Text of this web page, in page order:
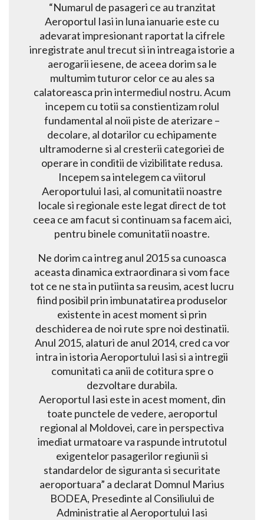
“Numarul de pasageri ce au tranzitat
Aeroportul Iasi in luna ianuarie este cu
adevarat impresionant raportat la cifrele
inregistrate anul trecut si in intreaga istorie a
aerogarii iesene, de aceea dorim sa le
multumim tuturor celor ce au ales sa
calatoreasca prin intermediul nostru. Acum
incepem cu totii sa constientizam rolul
fundamental al noii piste de aterizare –
decolare, al dotarilor cu echipamente
ultramoderne si al cresterii categoriei de
operare in conditii de vizibilitate redusa.
Incepem sa intelegem ca viitorul
Aeroportului Iasi, al comunitatii noastre
locale si regionale este legat direct de tot
ceea ce am facut si continuam sa facem aici,
pentru binele comunitatii noastre.
Ne dorim ca intreg anul 2015 sa cunoasca
aceasta dinamica extraordinara si vom face
tot ce ne sta in putiinta sa reusim, acest lucru
fiind posibil prin imbunatatirea produselor
existente in acest moment si prin
deschiderea de noi rute spre noi destinatii.
Anul 2015, alaturi de anul 2014, cred ca vor
intra in istoria Aeroportului Iasi si a intregii
comunitati ca anii de cotitura spre o
dezvoltare durabila.
Aeroportul Iasi este in acest moment, din
toate punctele de vedere, aeroportul
regional al Moldovei, care in perspectiva
imediat urmatoare va raspunde intrutotul
exigentelor pasagerilor regiunii si
standardelor de siguranta si securitate
aeroportuara” a declarat Domnul Marius
BODEA, Presedinte al Consiliului de
Administratie al Aeroportului Iasi